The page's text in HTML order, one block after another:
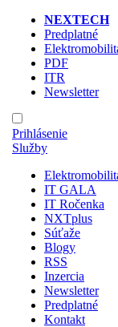
NEXTECH
Predplatné
PDF
ITR
Newsletter
Prihlásenie
Služby
IT GALA
IT Ročenka
NXTplus
Súťaže
Blogy
RSS
Inzercia
Newsletter
Predplatné
Kontakt